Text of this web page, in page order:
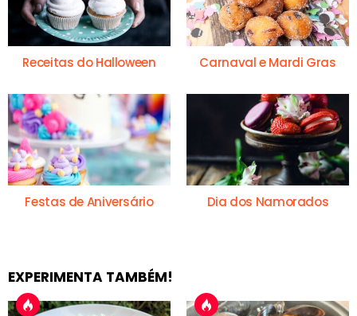
Receitas do Halloween Carnaval e Mardi Gras
Festas de Aniversário Dia dos Namorados
EXPERIMENTA TAMBÉM!